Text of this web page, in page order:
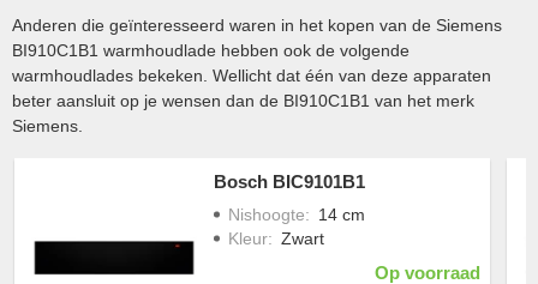
Anderen die geïnteresseerd waren in het kopen van de Siemens
BI910C1B1 warmhoudlade hebben ook de volgende
warmhoudlades bekeken. Wellicht dat één van deze apparaten
beter aansluit op je wensen dan de BI910C1B1 van het merk
Siemens.
Bosch BIC9101B1
Nishoogte: 14 cm
Kleur: Zwart
Op voorraad